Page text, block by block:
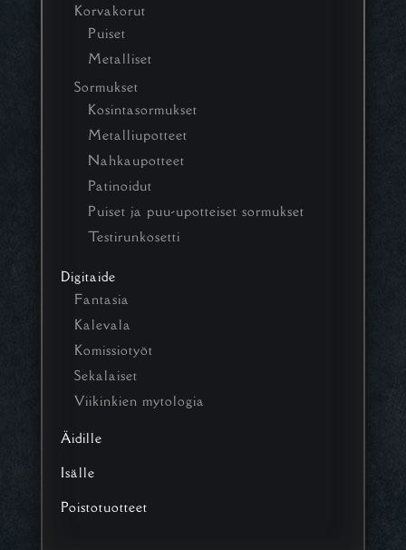
Korvakorut
Puiset
Metalliset
Sormukset
Kosintasormukset
Metalliupotteet
Nahkaupotteet
Patinoidut
Puiset ja puu-upotteiset sormukset
Testirunkosetti
Digitaide
Fantasia
Kalevala
Komissiotyöt
Sekalaiset
Viikinkien mytologia
Äidille
Isälle
Poistotuotteet